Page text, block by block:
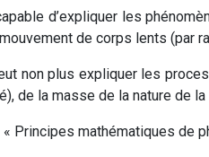
d’expliquer les
de corps lents (par
non plus expliquer les
de la masse de la nature de la
Principes mathématiques de